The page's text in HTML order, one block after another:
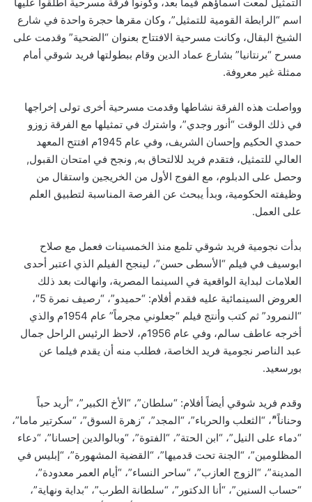
اسم “الرابطة القومية للتمثيل”، وكان مقرها حجرة واحدة في شارع
الشيخ البقال، وكانت مسرحية الافتتاح بعنوان “الضحية” وقدمت على
مسرح “برنتانيا” بشارع عماد الدين وقام ببطولتها فريد شوقي أمام
ممثلة غير معروفة.
وواصلت هذه الفرقة نشاطها وقدمت مسرحية أخرى تولى إخراجها
في ذلك الوقت “أنور وجدي”، واشترك في تمثيلها مع الفرقة زوزو
حمدي الحكيم وإحسان الشريف، وفي عام 1945م افتتح المعهد
العالي للتمثيل، فتقدم فريد للالتحاق به, ونجح في امتحان القبول,
وحصل على الدبلوم، مع الفوج الأول من الخريجين واستقال من
وظيفته الحكومية، وبدأ يبحث عن الفرصة المناسبة لتطبيق العلم
على العمل.
بدأت نجومية فريد شوقي تلمع منذ الخمسينات فعمل مع صلاح
ابوسيف في فيلم “الأسطى حسن”، لينجح الفيلم الذي اعتبر أحدى
العلامات لبداية الواقعية في السينما المصرية، وانهالت بعد ذلك
العروض السينمائية عليه فقدم أفلام: “حميدو”، “رصيف نمرة 5″،
“النمرود” ثم كتب وأنتج فيلم “جعلوني مجرماً” عام 1954م والذي
أخرجه عاطف سالم، وفي عام 1956م، لاحظ الرئيس الراحل جمال
عبد الناصر نجومية فريد الخاصة، فطلب منه أن يقدم فيلما عن
بورسعيد.
وقدم فريد شوقي أيضاً أفلام: “سلطان”، “الأخ الكبير”، “أريد حباً
وحناناً”ً، “الثعلب والحرباء”، “المجد”، “زهرة السوق”، “سكرتير ماما”،
“دماء على النيل”، “ابن الحتة”، “الفتوة”، “وبالوالدين إحسانا”، “دعاء
المظلومين”، “الجنة تحت قدميها”، “القضية المشهورة”، “إبليس في
المدينة”، “الزوج العازب”، “ساحر النساء”، “أيام العمر معدودة”،
“حساب السنين”، “أنا الدكتور”، “سلطانة الطرب”، “بداية ونهاية”،